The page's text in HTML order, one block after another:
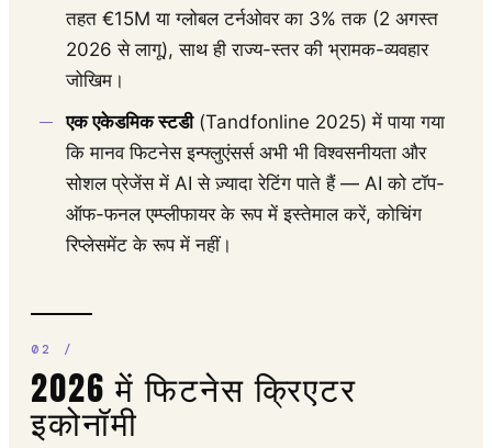
तहत €15M या ग्लोबल टर्नओवर का 3% तक (2 अगस्त
2026 से लागू), साथ ही राज्य-स्तर की भ्रामक-व्यवहार
जोखिम।
एक एकेडमिक स्टडी(Tandfonline 2025) में पाया गया
कि मानव फिटनेस इन्फ्लुएंसर्स अभी भी विश्वसनीयता और
सोशल प्रेजेंस में AI से ज़्यादा रेटिंग पाते हैं — AI को टॉप-
ऑफ-फनल एम्प्लीफायर के रूप में इस्तेमाल करें, कोचिंग
रिप्लेसमेंट के रूप में नहीं।
2026 में फिटनेस क्रिएटर
इकोनॉमी